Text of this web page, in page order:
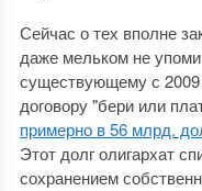
Сейчас о тех вполне
даже мельком не
существующему с 2009
договору "бери или
примерно в 56 млрд.
Этот долг олигархат
сохранением